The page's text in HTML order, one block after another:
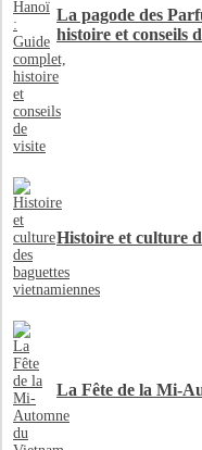
La pagode des
histoire et conseils
Histoire et culture
La Fête de la Mi-